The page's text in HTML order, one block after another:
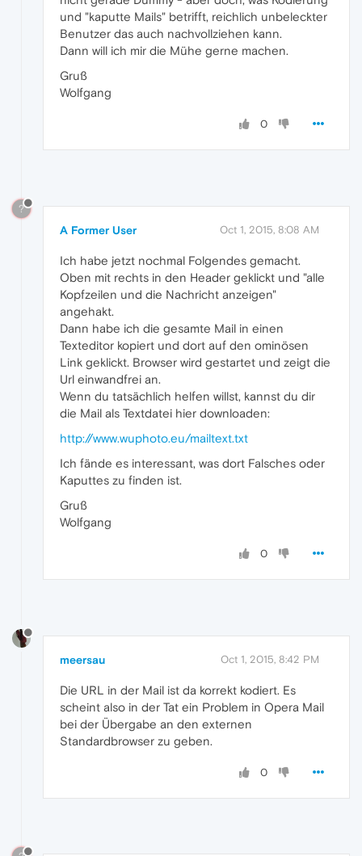
und "kaputte Mails" betrifft, reichlich unbeleckter
Benutzer das auch nachvollziehen kann.
Dann will ich mir die Mühe gerne machen.
Gruß
Wolfgang
0
?
A Former User Oct 1, 2015, 8:08 AM
Ich habe jetzt nochmal Folgendes gemacht.
Oben mit rechts in den Header geklickt und "alle
Kopfzeilen und die Nachricht anzeigen"
angehakt.
Dann habe ich die gesamte Mail in einen
Texteditor kopiert und dort auf den ominösen
Link geklickt. Browser wird gestartet und zeigt die
Url einwandfrei an.
Wenn du tatsächlich helfen willst, kannst du dir
die Mail als Textdatei hier downloaden:
http://www.wuphoto.eu/mailtext.txt
Ich fände es interessant, was dort Falsches oder
Kaputtes zu finden ist.
Gruß
Wolfgang
0
meersau Oct 1, 2015, 8:42 PM
Die URL in der Mail ist da korrekt kodiert. Es
scheint also in der Tat ein Problem in Opera Mail
bei der Übergabe an den externen
Standardbrowser zu geben.
0